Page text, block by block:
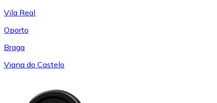
Vila Real
Oporto
Braga
Viana do Castelo